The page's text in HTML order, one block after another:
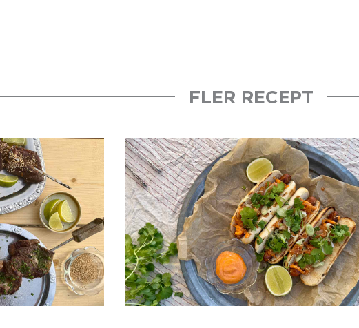
FLER RECEPT